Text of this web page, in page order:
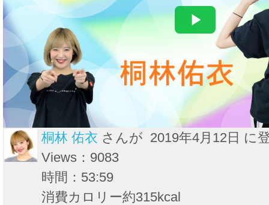
桐林 佑衣 さんが 2019年4月12日 に
Views：9083
時間：53:59
消費カロリー約315kcal